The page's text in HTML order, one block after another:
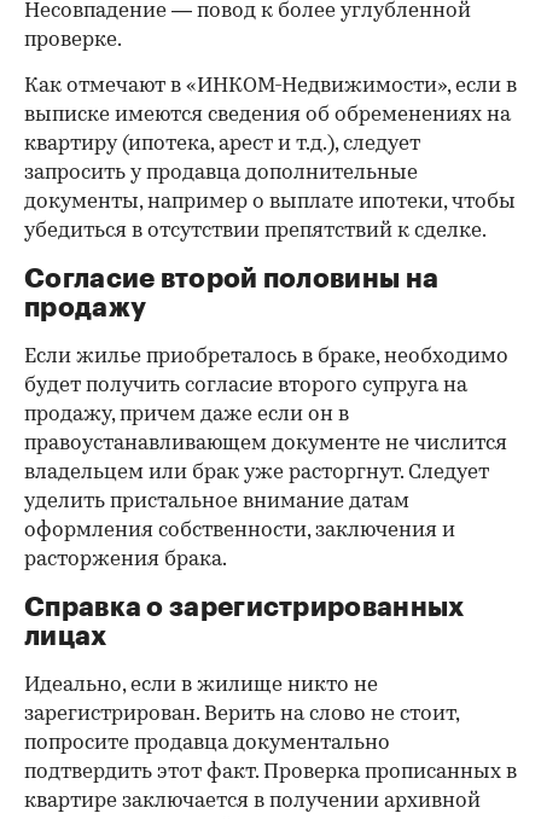
Несовпадение — повод к более углубленной
проверке.
Как отмечают в «ИНКОМ-Недвижимости», если в
выписке имеются сведения об обременениях на
квартиру (ипотека, арест и т.д.), следует
запросить у продавца дополнительные
документы, например о выплате ипотеки, чтобы
убедиться в отсутствии препятствий к сделке.
Согласие второй половины на
продажу
Если жилье приобреталось в браке, необходимо
будет получить согласие второго супруга на
продажу, причем даже если он в
правоустанавливающем документе не числится
владельцем или брак уже расторгнут. Следует
уделить пристальное внимание датам
оформления собственности, заключения и
расторжения брака.
Справка о зарегистрированных
лицах
Идеально, если в жилище никто не
зарегистрирован. Верить на слово не стоит,
попросите продавца документально
подтвердить этот факт. Проверка прописанных в
квартире заключается в получении архивной